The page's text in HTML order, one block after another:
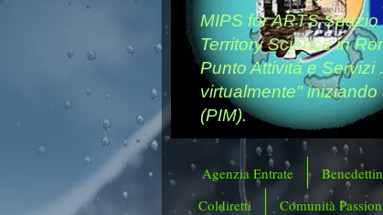
MIPS for ARTS
Territory Science in
Punto Attività e
virtualmente"
(PIM).
Agenzia Entrate
Coldiretti
Comunità